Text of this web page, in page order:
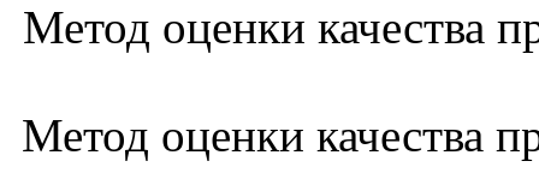
Метод оценки качества
Метод оценки качества